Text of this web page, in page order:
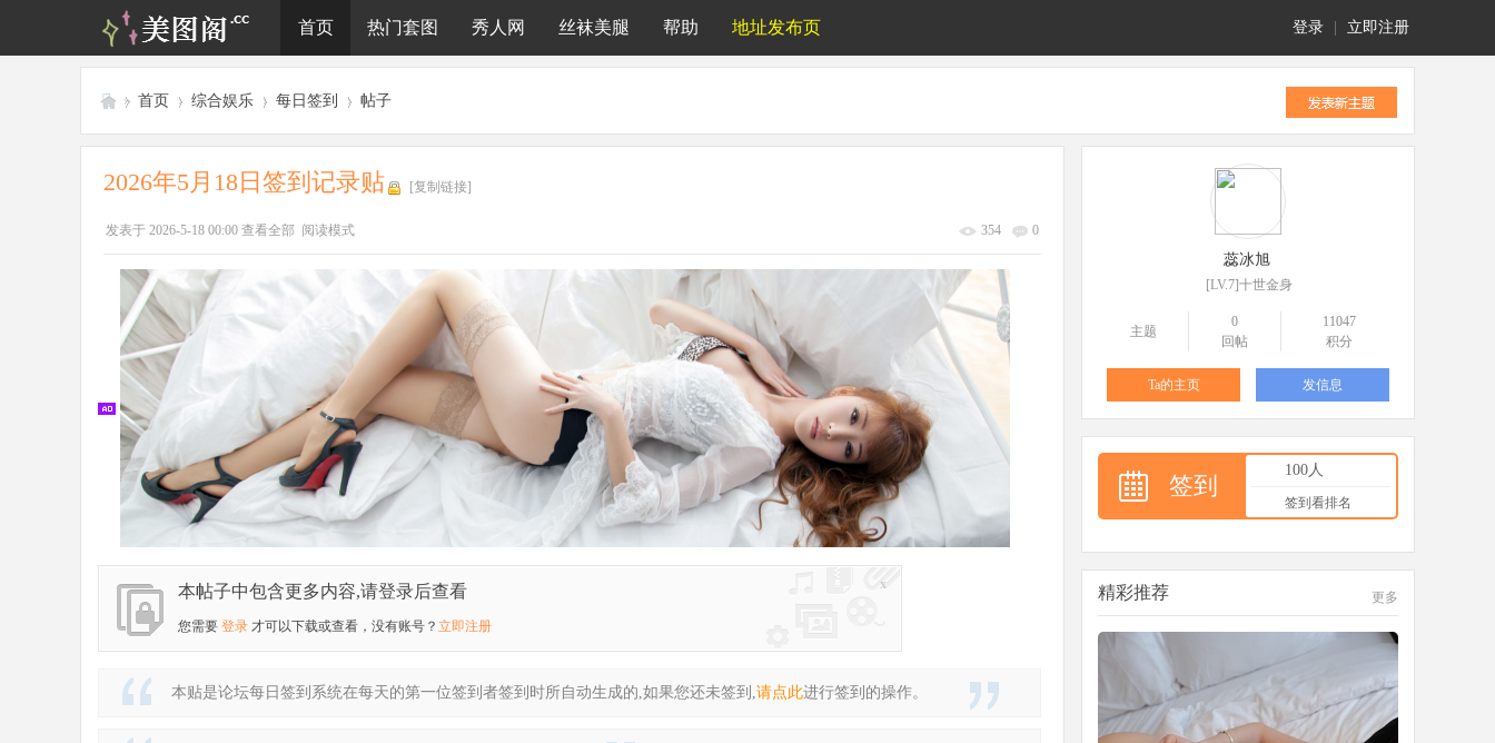
登录 立即注册
首页 热门套图 秀人网 丝袜美腿 帮助 地址发布页
美
» 首页 › 综合娱乐 › 每日签到 › 帖子
2026年5月18日签到记录贴 [复制链接]
354 0
发表于 2026-5-18 00:00 查看全部 阅读模式
本帖子中包含更多内容,请登录后查看
您需要 登录 才可以下载或查看，没有账号？ 立即注册
x
本贴是论坛每日签到系统在每天的第一位签到者签到时所自动生成的,如果您还未签到,请点此进行签到的操作。
蕊冰旭
[LV.7]十世金身
主题
0
回帖
11047
积分
Ta的主页 发信息
签到
100人
签到看排名
更多
精彩推荐